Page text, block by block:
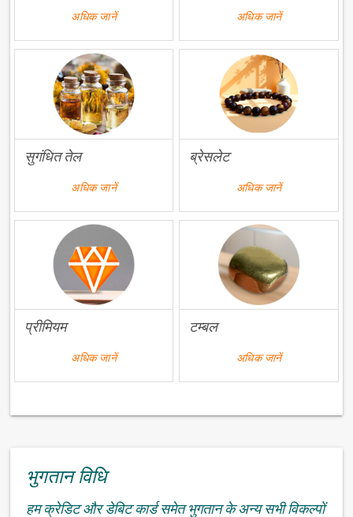
अधिक जानें अधिक जानें
सुगंधित तेल
अधिक जानें
ब्रेसलेट
अधिक जानें
प्रीमियम
अधिक जानें
टम्बल
अधिक जानें
भुगतान विधि
हम क्रेडिट और डेबिट कार्ड समेत भुगतान के अन्य सभी विकल्पों